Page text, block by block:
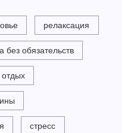
релаксация
без обязательств
отдых
стресс